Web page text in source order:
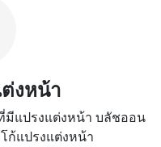
งหน้า
แปรงแต่งหน้า บลัชออน
ก้แปรงแต่งหน้า